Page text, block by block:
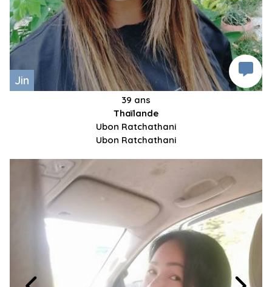
Jin
39 ans
Thaïlande
Ubon Ratchathani
Ubon Ratchathani